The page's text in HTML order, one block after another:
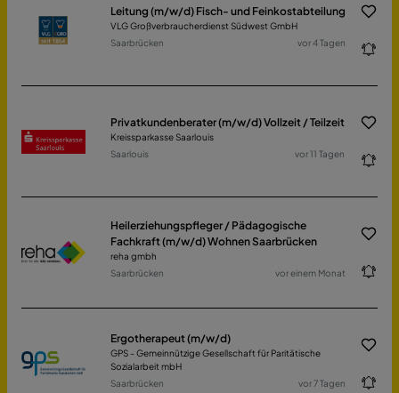
Leitung (m/w/d) Fisch- und Feinkostabteilung
VLG Großverbraucherdienst Südwest GmbH
Saarbrücken
vor 4 Tagen
Privatkundenberater (m/w/d) Vollzeit / Teilzeit
Kreissparkasse Saarlouis
Saarlouis
vor 11 Tagen
Heilerziehungspfleger / Pädagogische
Fachkraft (m/w/d) Wohnen Saarbrücken
reha gmbh
Saarbrücken
vor einem Monat
Ergotherapeut (m/w/d)
GPS - Gemeinnützige Gesellschaft für Paritätische
Sozialarbeit mbH
Saarbrücken
vor 7 Tagen